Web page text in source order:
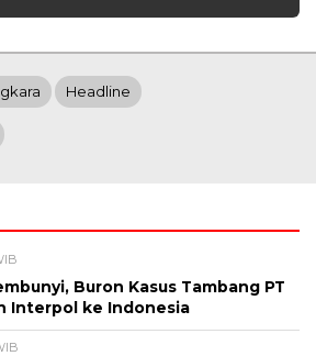
Headline
Buron Kasus Tambang PT
Interpol ke Indonesia